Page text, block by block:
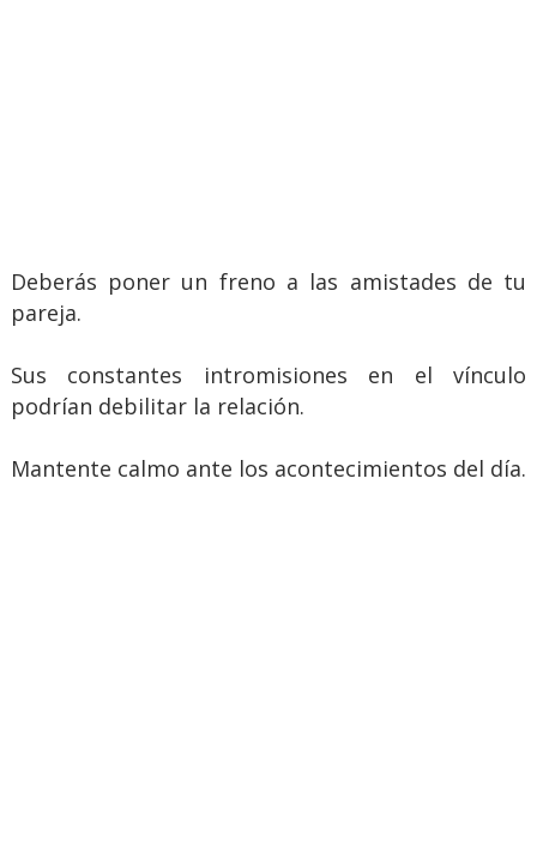
Deberás poner un freno a las amistades de tu
pareja.
Sus constantes intromisiones en el vínculo
podrían debilitar la relación.
Mantente calmo ante los acontecimientos del día.